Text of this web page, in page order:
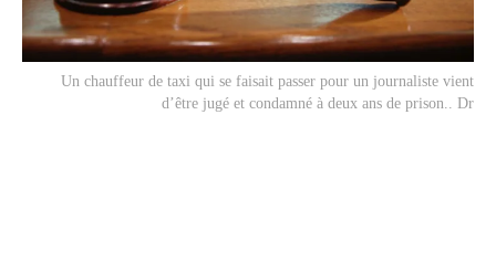
Un chauffeur de taxi qui se faisait passer pour un journaliste vient
d’être jugé et condamné à deux ans de prison.. Dr